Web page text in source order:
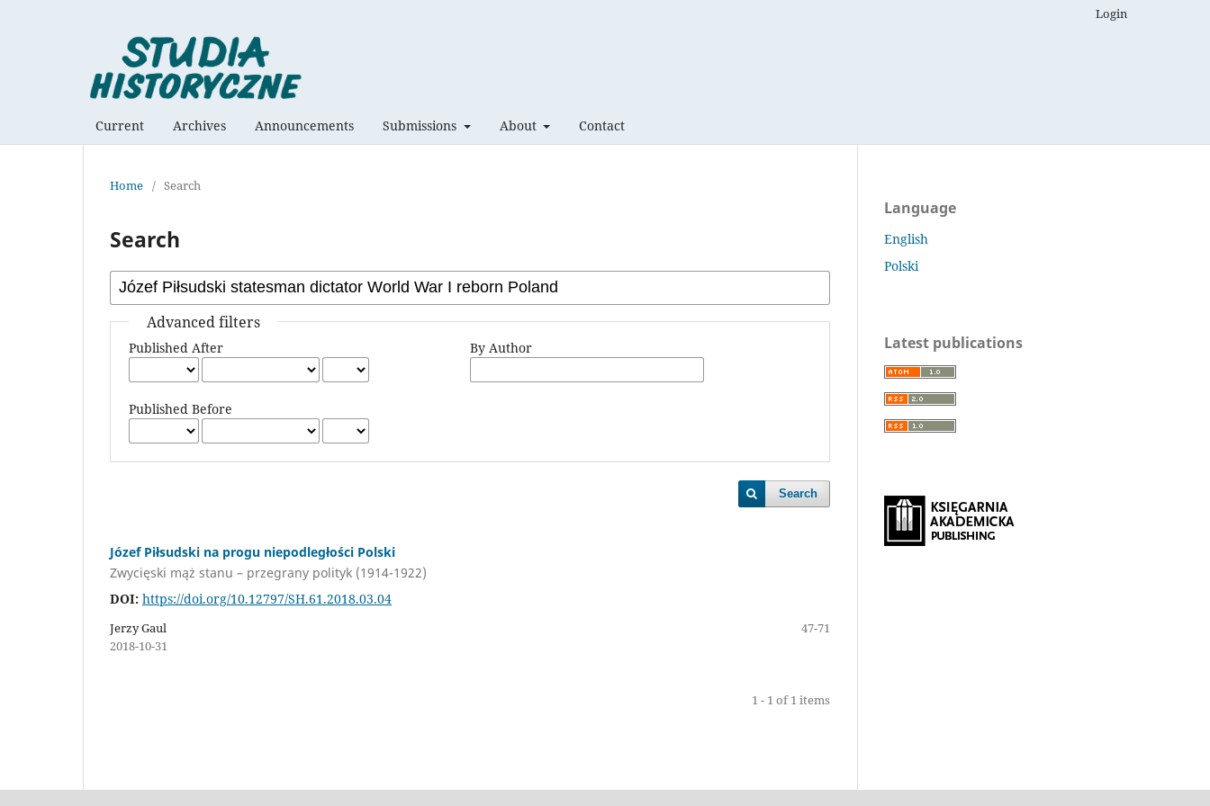
Current Archives Announcements Submissions About Contact
Login
Home / Search
Search
Advanced filters
Published After
Published Before
By Author
Search
Józef Piłsudski na progu niepodległości Polski
Zwycięski mąż stanu – przegrany polityk (1914-1922)
DOI: https://doi.org/10.12797/SH.61.2018.03.04
Jerzy Gaul
47-71
2018-10-31
1 - 1 of 1 items
Language
English
Polski
Latest publications